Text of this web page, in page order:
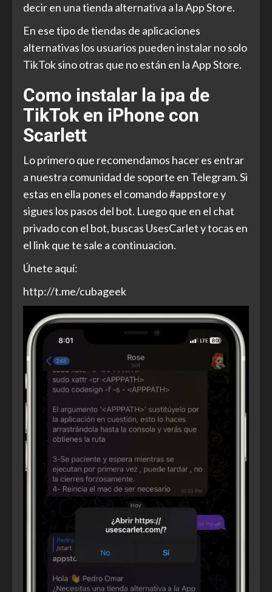
decir en una tienda alternativa a la App Store.
En ese tipo de tiendas de aplicaciones
alternativas los usuarios pueden instalar no solo
TikTok sino otras que no están en la App Store.
Como instalar la ipa de
TikTok en iPhone con
Scarlett
Lo primero que recomendamos hacer es entrar
a nuestra comunidad de soporte en Telegram. Si
estas en ella pones el comando #appstore y
sigues los pasos del bot. Luego que en el chat
privado con el bot, buscas UsesCarlet y tocas en
el link que te sale a continuacion.
Únete aquí:
http://t.me/cubageek